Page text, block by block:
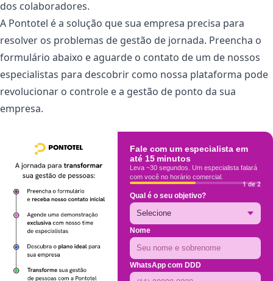
dos colaboradores.
A Pontotel é a solução que sua empresa precisa para
resolver os problemas de gestão de jornada. Preencha o
formulário abaixo e aguarde o contato de um de nossos
especialistas para descobrir como nossa plataforma pode
revolucionar o controle e a gestão de ponto da sua
empresa.
Fale com um especialista em
até 15 minutos
Leva ~30 segundos. Um especialista falará
com você no horário comercial.
1 de 2
Qual é o seu objetivo?
Nome
WhatsApp com DDD